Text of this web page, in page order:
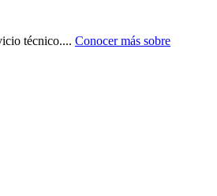
técnico.... Conocer más sobre